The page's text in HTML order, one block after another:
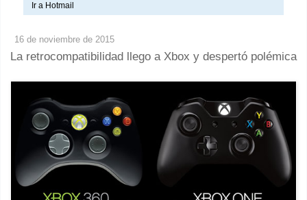
Ir a Hotmail
16 de noviembre de 2015
La retrocompatibilidad llego a Xbox y despertó polémica